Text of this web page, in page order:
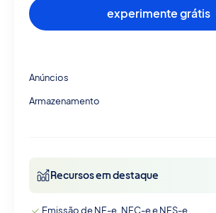
experimente grátis
Anúncios
Armazenamento
Recursos em destaque
Emissão de NF-e, NFC-e e NFS-e